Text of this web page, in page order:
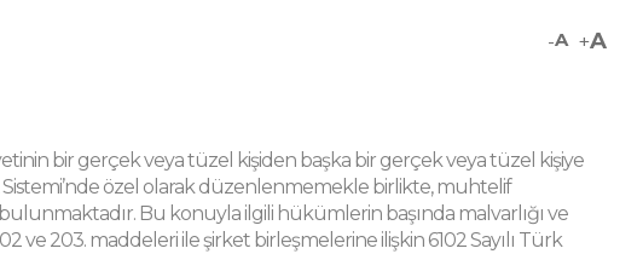
-A +A
bir gerçek veya tüzel kişiden başka bir gerçek veya tüzel kişiye
özel olarak düzenlenmemekle birlikte, muhtelif
Bu konuyla ilgili hükümlerin başında malvarlığı ve
ve 203. maddeleri ile şirket birleşmelerine ilişkin 6102 Sayılı Türk